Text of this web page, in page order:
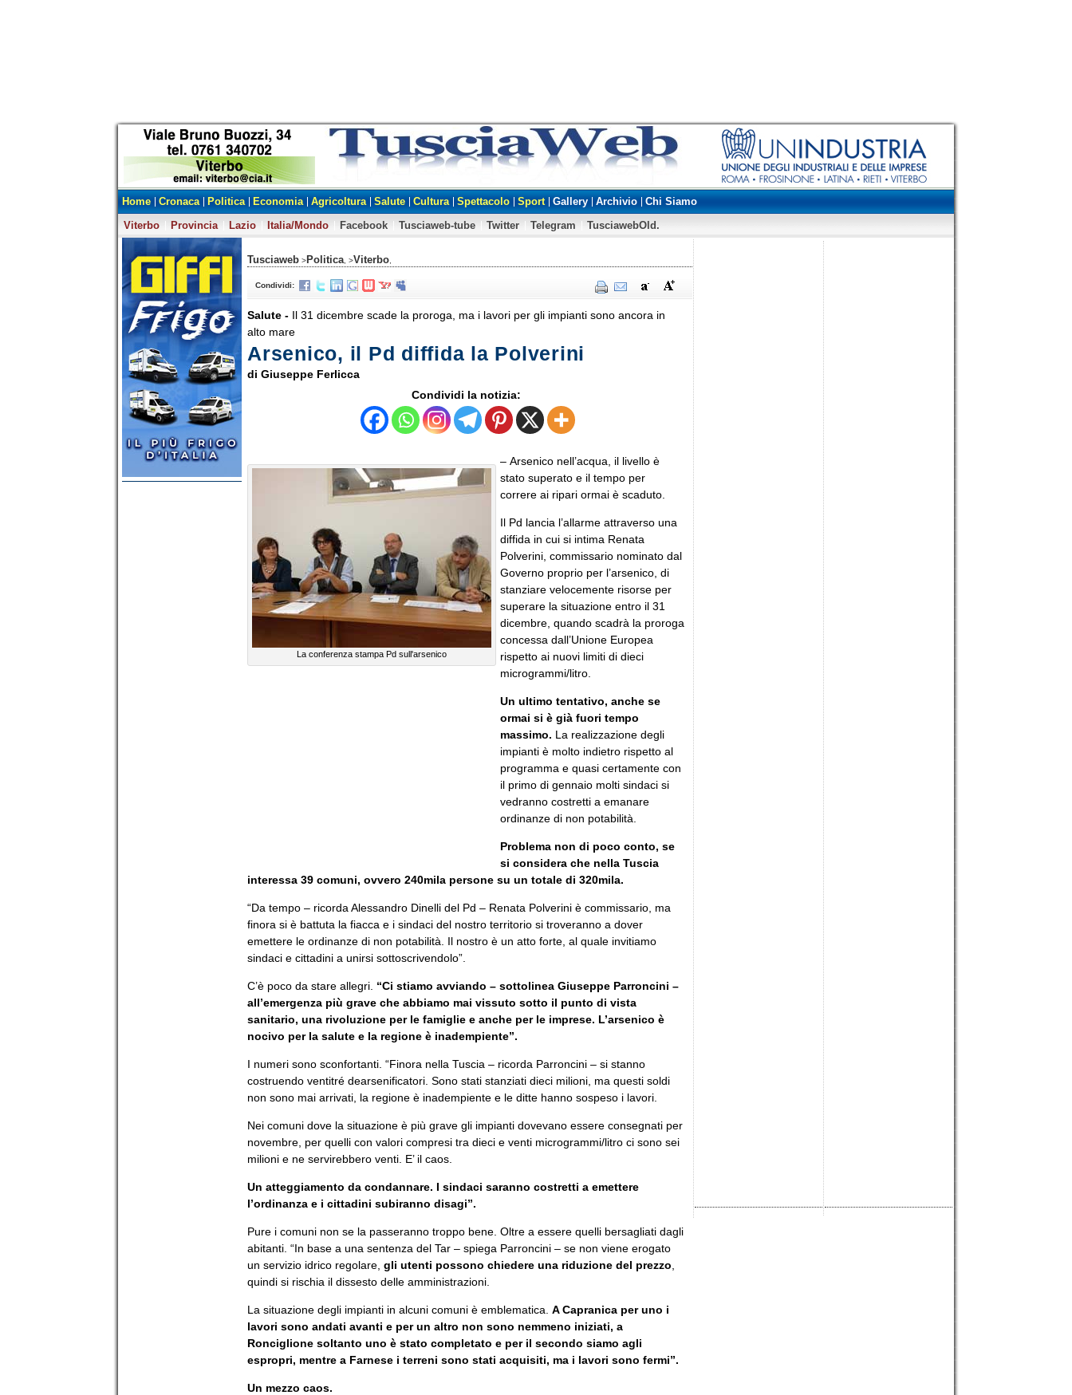
Home Cronaca Politica Economia Agricoltura Salute Cultura Spettacolo Sport Gallery Archivio
Chi Siamo
Viterbo
Provincia Lazio Italia/Mondo Facebook Tusciaweb-tube Twitter Telegram TusciawebOld.
Tusciaweb >Politica , >Viterbo
Condividi:
Salute - Il 31 dicembre scade la proroga, ma i lavori per gli impianti sono ancora in
alto mare
Arsenico, il Pd diffida la Polverini
di Giuseppe Ferlicca
Condividi la notizia:
La conferenza stampa Pd sull'arsenico
– Arsenico nell’acqua, il livello è
stato superato e il tempo per
correre ai ripari ormai è scaduto.
Il Pd lancia l’allarme attraverso una
diffida in cui si intima Renata
Polverini, commissario nominato dal
Governo proprio per l’arsenico, di
stanziare velocemente risorse per
superare la situazione entro il 31
dicembre, quando scadrà la proroga
concessa dall’Unione Europea
rispetto ai nuovi limiti di dieci
microgrammi/litro.
Un ultimo tentativo, anche se
ormai si è già fuori tempo
massimo. La realizzazione degli
impianti è molto indietro rispetto al
programma e quasi certamente con
il primo di gennaio molti sindaci si
vedranno costretti a emanare
ordinanze di non potabilità.
Problema non di poco conto, se
si considera che nella Tuscia
interessa 39 comuni, ovvero 240mila persone su un totale di 320mila.
“Da tempo – ricorda Alessandro Dinelli del Pd – Renata Polverini è commissario, ma
finora si è battuta la fiacca e i sindaci del nostro territorio si troveranno a dover
emettere le ordinanze di non potabilità. Il nostro è un atto forte, al quale invitiamo
sindaci e cittadini a unirsi sottoscrivendolo”.
C’è poco da stare allegri. “Ci stiamo avviando – sottolinea Giuseppe Parroncini –
all’emergenza più grave che abbiamo mai vissuto sotto il punto di vista
sanitario, una rivoluzione per le famiglie e anche per le imprese. L’arsenico è
nocivo per la salute e la regione è inadempiente”.
I numeri sono sconfortanti. “Finora nella Tuscia – ricorda Parroncini – si stanno
costruendo ventitré dearsenificatori. Sono stati stanziati dieci milioni, ma questi soldi
non sono mai arrivati, la regione è inadempiente e le ditte hanno sospeso i lavori.
Nei comuni dove la situazione è più grave gli impianti dovevano essere consegnati per
novembre, per quelli con valori compresi tra dieci e venti microgrammi/litro ci sono sei
milioni e ne servirebbero venti. E’ il caos.
Un atteggiamento da condannare. I sindaci saranno costretti a emettere
l’ordinanza e i cittadini subiranno disagi”.
Pure i comuni non se la passeranno troppo bene. Oltre a essere quelli bersagliati dagli
abitanti. “In base a una sentenza del Tar – spiega Parroncini – se non viene erogato
un servizio idrico regolare, gli utenti possono chiedere una riduzione del prezzo
quindi si rischia il dissesto delle amministrazioni.
La situazione degli impianti in alcuni comuni è emblematica. A Capranica per uno i
lavori sono andati avanti e per un altro non sono nemmeno iniziati, a
Ronciglione soltanto uno è stato completato e per il secondo siamo agli
espropri, mentre a Farnese i terreni sono stati acquisiti, ma i lavori sono fermi”.
Un mezzo caos.